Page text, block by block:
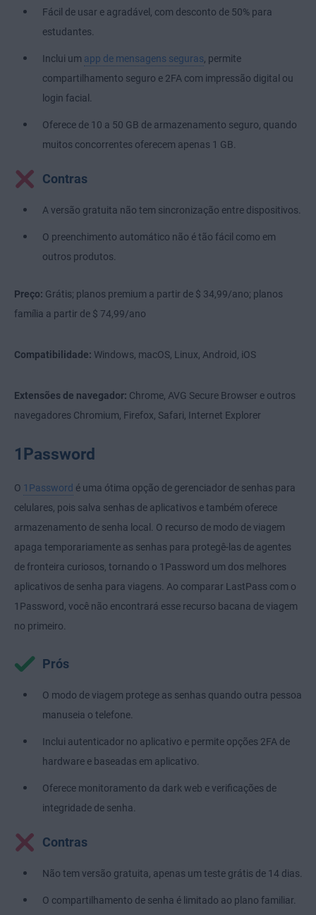
Fácil de usar e agradável, com desconto de 50% para
estudantes.
Inclui um app de mensagens seguras, permite
compartilhamento seguro e 2FA com impressão digital ou
login facial.
Oferece de 10 a 50 GB de armazenamento seguro, quando
muitos concorrentes oferecem apenas 1 GB.
Contras
A versão gratuita não tem sincronização entre dispositivos.
O preenchimento automático não é tão fácil como em
outros produtos.
Preço: Grátis; planos premium a partir de $ 34,99/ano; planos
família a partir de $ 74,99/ano
Compatibilidade: Windows, macOS, Linux, Android, iOS
Extensões de navegador: Chrome, AVG Secure Browser e outros
navegadores Chromium, Firefox, Safari, Internet Explorer
1Password
O 1Password é uma ótima opção de gerenciador de senhas para
celulares, pois salva senhas de aplicativos e também oferece
armazenamento de senha local. O recurso de modo de viagem
apaga temporariamente as senhas para protegê-las de agentes
de fronteira curiosos, tornando o 1Password um dos melhores
aplicativos de senha para viagens. Ao comparar LastPass com o
1Password, você não encontrará esse recurso bacana de viagem
no primeiro.
Prós
O modo de viagem protege as senhas quando outra pessoa
manuseia o telefone.
Inclui autenticador no aplicativo e permite opções 2FA de
hardware e baseadas em aplicativo.
Oferece monitoramento da dark web e verificações de
integridade de senha.
Contras
Não tem versão gratuita, apenas um teste grátis de 14 dias.
O compartilhamento de senha é limitado ao plano familiar.